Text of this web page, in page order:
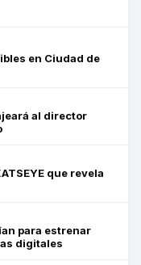
en Ciudad de
al director
que revela
para estrenar
digitales